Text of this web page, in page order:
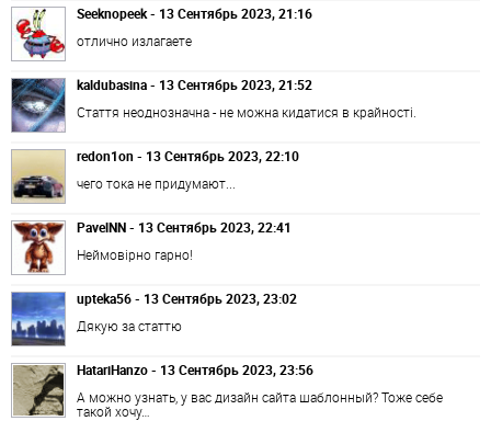
Seeknopeek - 13 Сентябрь 2023, 21:16
отлично излагаете
kaldubasina - 13 Сентябрь 2023, 21:52
Стаття неоднозначна - не можна кидатися в крайності.
redon1on - 13 Сентябрь 2023, 22:10
чего тока не придумают...
PavelNN - 13 Сентябрь 2023, 22:41
Неймовірно гарно!
upteka56 - 13 Сентябрь 2023, 23:02
Дякую за статтю
HatariHanzo - 13 Сентябрь 2023, 23:56
А можно узнать, у вас дизайн сайта шаблонный? Тоже себе
такой хочу…